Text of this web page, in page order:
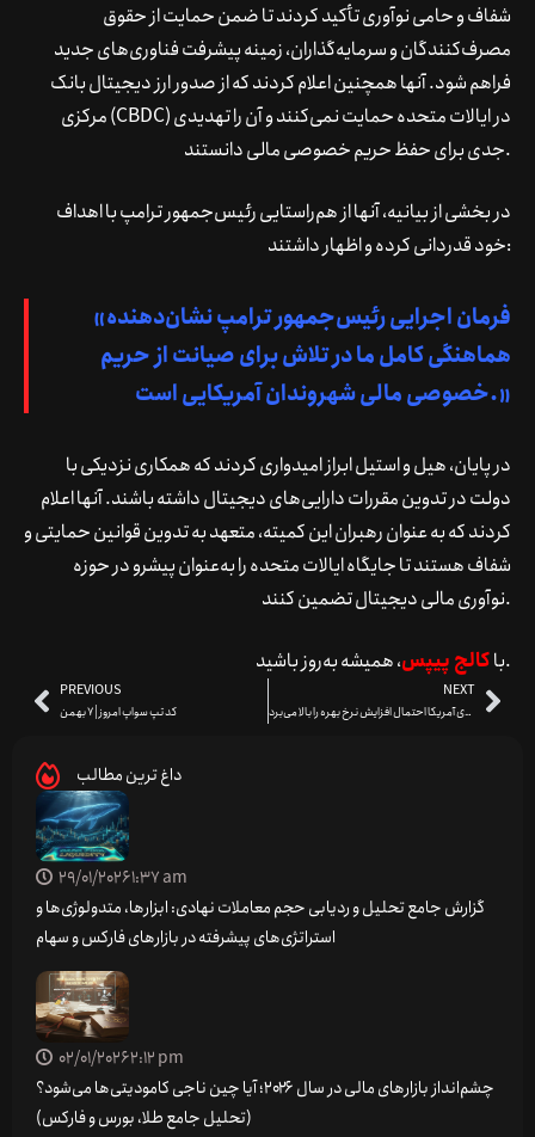
شفاف و حامی نوآوری تأکید کردند تا ضمن حمایت از حقوق
مصرف‌کنندگان و سرمایه‌گذاران، زمینه پیشرفت فناوری‌های جدید
فراهم شود. آنها همچنین اعلام کردند که از صدور ارز دیجیتال بانک
مرکزی (CBDC) در ایالات متحده حمایت نمی‌کنند و آن را تهدیدی
جدی برای حفظ حریم خصوصی مالی دانستند.
در بخشی از بیانیه، آنها از هم‌راستایی رئیس‌جمهور ترامپ با اهداف
خود قدردانی کرده و اظهار داشتند:
«فرمان اجرایی رئیس‌جمهور ترامپ نشان‌دهنده
هماهنگی کامل ما در تلاش برای صیانت از حریم
خصوصی مالی شهروندان آمریکایی است.»
در پایان، هیل و استیل ابراز امیدواری کردند که همکاری نزدیکی با
دولت در تدوین مقررات دارایی‌های دیجیتال داشته باشند. آنها اعلام
کردند که به عنوان رهبران این کمیته، متعهد به تدوین قوانین حمایتی و
شفاف هستند تا جایگاه ایالات متحده را به‌عنوان پیشرو در حوزه
نوآوری مالی دیجیتال تضمین کنند.
باکالج پیپس ، همیشه به‌روز باشید.
PREVIOUS
کد تپ سواپ امروز | 7 بهمن
NEXT
مدیرعامل بلک راک اذعان دارد رشد اقتصادی آمریکا احتمال افزایش نرخ بهره را بالا می‌برد
داغ ترین مطالب
29/01/20261:37 am
گزارش جامع تحلیل و ردیابی حجم معاملات نهادی: ابزارها، متدولوژی‌ها و
استراتژی‌های پیشرفته در بازارهای فارکس و سهام
02/01/20262:12 pm
چشم‌انداز بازارهای مالی در سال ۲۰۲۶؛ آیا چین ناجی کامودیتی‌ها می‌شود؟
(تحلیل جامع طلا، بورس و فارکس)